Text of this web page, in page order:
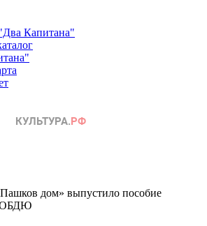
Капитана"
дом» выпустило пособие